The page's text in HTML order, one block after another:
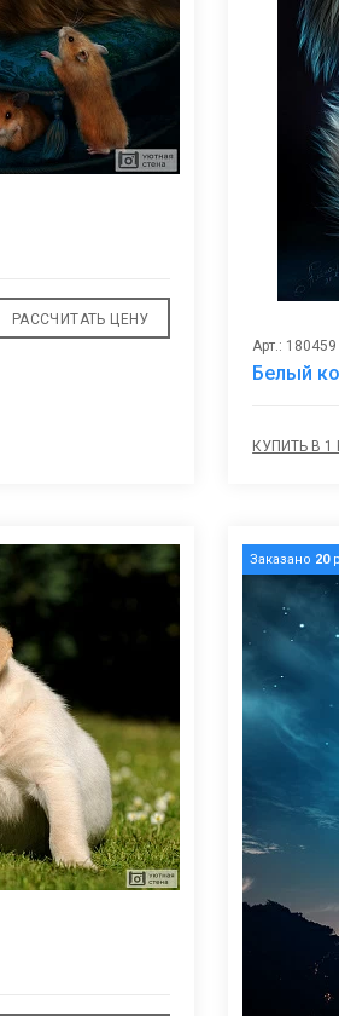
РАССЧИТАТЬ ЦЕНУ
Арт.: 180459
Белый
КУПИТЬ В 1
Заказано 20